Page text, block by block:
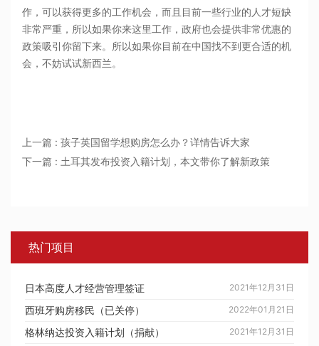
作，可以获得更多的工作机会，而且目前一些行业的人才短缺
非常严重，所以如果你来这里工作，政府也会提供非常优惠的
政策吸引你留下来。所以如果你目前在中国找不到更合适的机
会，不妨试试新西兰。
上一篇 : 孩子英国留学想购房怎么办？详情告诉大家
下一篇 : 土耳其发布投资入籍计划，本文带你了解新政策
热门项目
2021年12月31日
日本高度人才经营管理签证
2022年01月21日
西班牙购房移民（已关停）
2021年12月31日
格林纳达投资入籍计划（捐献）